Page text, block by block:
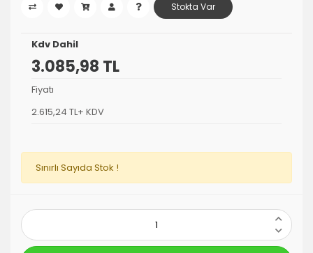
Stokta Var
Kdv Dahil
3.085,98 TL
Fiyatı
2.615,24 TL+ KDV
Sınırlı Sayıda Stok !